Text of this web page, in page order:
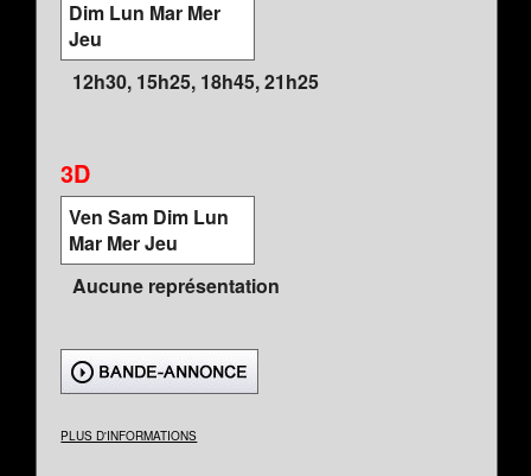
Dim Lun Mar Mer
Jeu
12h30, 15h25, 18h45, 21h25
3D
Ven Sam Dim Lun
Mar Mer Jeu
Aucune représentation
PLUS D'INFORMATIONS